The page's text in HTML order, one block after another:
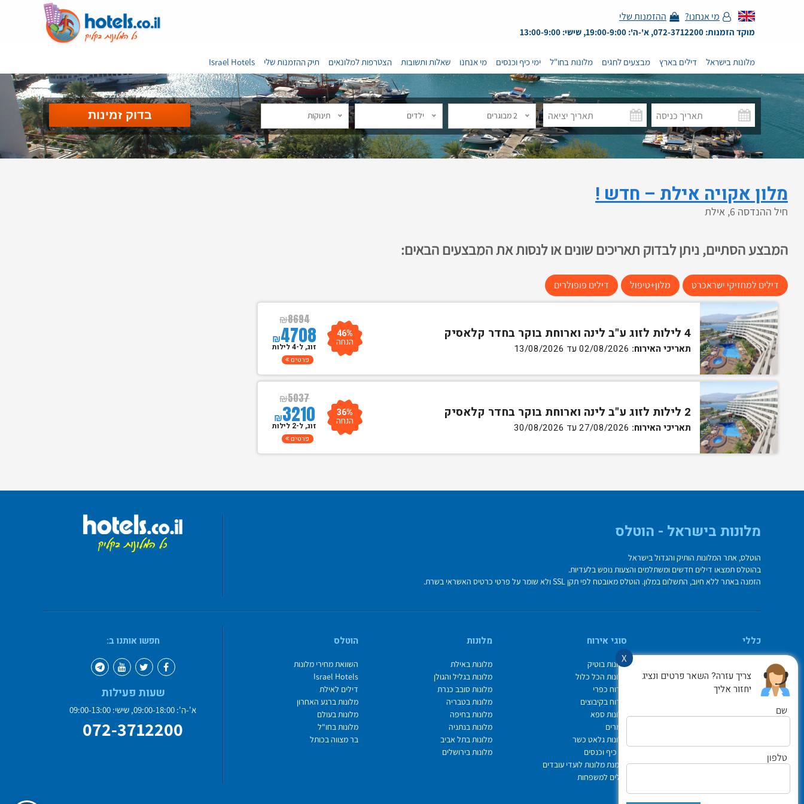
מי אנחנו? ההזמנות שלי
מוקד הזמנות: 072-3712200, א'-ה': 19:00-9:00, שישי: 13:00-9:00
מלונות בישראל דילים בארץ מבצעים לחגים מלונות בחו"ל ימי כיף וכנסים מי אנחנו שאלות ותשובות הצטרפות למלונאים תיק ההזמנות שלי Israel Hotels
2 מבוגרים ילדים תינוקות
מלון אקויה אילת – חדש !
חיל ההנדסה 6, אילת
המבצע הסתיים, ניתן לבדוק תאריכים שונים או לנסות את המבצעים הבאים:
דילים למחזיקי ישראכרט מלון+טיפול דילים פופולרים
4 לילות לזוג ע"ב לינה וארוחת בוקר בחדר קלאסיק
תאריכי האירוח:
₪8694
₪4708 46%
הנחה זוג, ל-4 לילות
פרטים
2 לילות לזוג ע"ב לינה וארוחת בוקר בחדר קלאסיק
תאריכי האירוח:
₪5037
₪3210 36%
הנחה זוג, ל-2 לילות
פרטים
X
צריך עזרה? השאר פרטים ונציג
יחזור אליך
שם
טלפון
מלונות בישראל - הוטלס
הוטלס, אתר המלונות הותיק והגדול בישראל
בהוטלס תמצאו דילים חדשים ומשתלמים והצעות נופש בלעדיות.
הזמנה באתר ללא חיוב, התשלום במלון. הוטלס מאובטח לפי תקן SSL ולא שומר על פרטי כרטיס האשראי בשרת.
כללי
איך משתמשים באתר
צור קשר
Israel Hotels
הצהרת נגישות
סוגי אירוח
מלונות בוטיק
מלונות הכל כלול
אירוח כפרי
אירוח בקיבוצים
מלונות ספא
צימרים
מלונות גלאט כשר
ימי כיף וכנסים
הזמנת מלונות לועדי עובדים
דילים למשפחות
מלונות
מלונות באילת
מלונות בגליל והגולן
מלונות סובב כנרת
מלונות בטבריה
מלונות בחיפה
מלונות בנתניה
מלונות בתל אביב
מלונות בירושלים
הוטלס
השוואת מחירי מלונות
Israel Hotels
דילים לאילת
מלונות ברגע האחרון
מלונות בעולם
מלונות בחו"ל
בר מצווה בכותל
חפשו אותנו ב:
שעות פעילות
א'-ה': 09:00-18:00, שישי: 09:00-13:00
072-3712200